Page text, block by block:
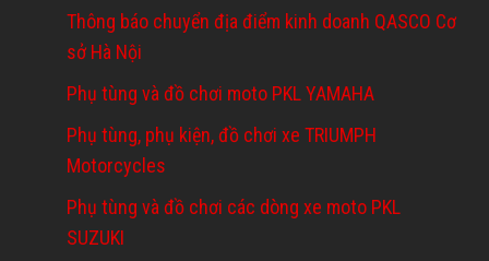
Thông báo chuyển địa điểm kinh doanh QASCO Cơ
sở Hà Nội
Phụ tùng và đồ chơi moto PKL YAMAHA
Phụ tùng, phụ kiện, đồ chơi xe TRIUMPH
Motorcycles
Phụ tùng và đồ chơi các dòng xe moto PKL
SUZUKI